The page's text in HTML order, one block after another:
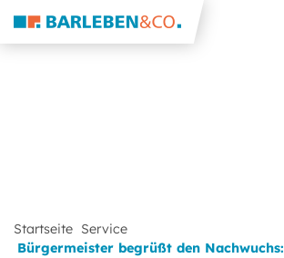
Startseite Service
Bürgermeister begrüßt den Nachwuchs: